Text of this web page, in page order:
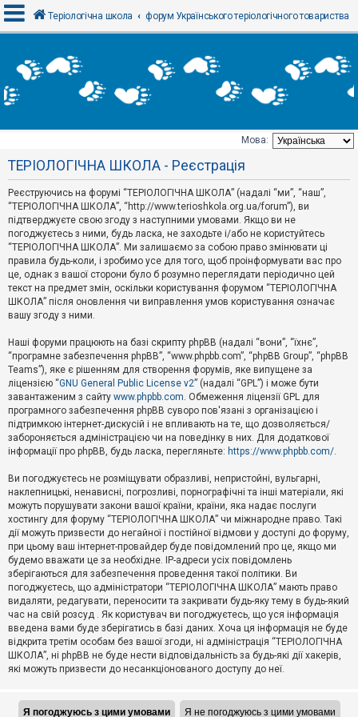
х
і
Т
е
м
и
б
е
з
в
і
д
п
о
в
і
д
й
А
к
т
и
в
н
і
м
и
П
о
ш
у
Д
о
п
о
м
Теріологічна школа форум Українського теріологічного товариства
Мова:
ТЕРІОЛОГІЧНА ШКОЛА - Реєстрація
Реєструючись на форумі “ТЕРІОЛОГІЧНА ШКОЛА” (надалі “ми”, “наш”,
“ТЕРІОЛОГІЧНА ШКОЛА”, “http://www.terioshkola.org.ua/forum”), ви
підтверджуєте свою згоду з наступними умовами. Якщо ви не
погоджуєтесь з ними, будь ласка, не заходьте і/або не користуйтесь
“ТЕРІОЛОГІЧНА ШКОЛА”. Ми залишаємо за собою право змінювати ці
правила будь-коли, і зробимо усе для того, щоб проінформувати вас про
це, однак з вашої сторони було б розумно переглядати періодично цей
текст на предмет змін, оскільки користування форумом “ТЕРІОЛОГІЧНА
ШКОЛА” після оновлення чи виправлення умов користування означає
вашу згоду з ними.
Наші форуми працюють на базі скрипту phpBB (надалі “вони”, “їхнє”,
“програмне забезпечення phpBB”, “www.phpbb.com”, “phpBB Group”, “phpBB
Teams”), яке є рішенням для створення форумів, яке випущене за
ліцензією “GNU General Public License v2” (надалі “GPL”) і може бути
завантаженим з сайту www.phpbb.com. Обмеження ліцензії GPL для
програмного забезпечення phpBB суворо пов'язані з організацією і
підтримкою інтернет-дискусій і не впливають на те, що дозволяється/
забороняється адміністрацією чи на поведінку в них. Для додаткової
інформації про phpBB, будь ласка, перегляньте: https://www.phpbb.com/.
Ви погоджуєтесь не розміщувати образливі, непристойні, вульгарні,
наклепницькі, ненависні, погрозливі, порнографічні та інші матеріали, які
можуть порушувати закони вашої країни, країни, яка надає послуги
хостингу для форуму “ТЕРІОЛОГІЧНА ШКОЛА” чи міжнародне право. Такі
дії можуть призвести до негайної і постійної відмови у доступі до форуму,
при цьому ваш інтернет-провайдер буде повідомлений про це, якщо ми
будемо вважати це за необхідне. IP-адреси усіх повідомлень
зберігаються для забезпечення проведення такої політики. Ви
погоджуєтесь, що адміністратори “ТЕРІОЛОГІЧНА ШКОЛА” мають право
видаляти, редагувати, переносити та закривати будь-яку тему в будь-який
час на свій розсуд . Як користувач ви погоджуєтесь, що уся інформація
введена вами буде зберігатись в базі даних. Хоча ця інформація не буде
відкрита третім особам без вашої згоди, ні адміністрація “ТЕРІОЛОГІЧНА
ШКОЛА”, ні phpBB не буде нести відповідальність за будь-які дії хакерів,
які можуть призвести до несанкціонованого доступу до неї.